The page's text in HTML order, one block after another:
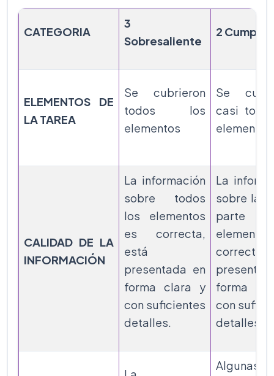
CATEGORIA
3
Sobresaliente
2 Cumplió
ELEMENTOS DE
LA TAREA
Se cubrieron
todos los
elementos
Se
casi
elementos
CALIDAD DE LA
INFORMACIÓN
La información
sobre todos
los elementos
es correcta,
está
presentada en
forma clara y
con suficientes
detalles.
La
sobre la
parte
correcta,
forma
con
detalles.
Algunas